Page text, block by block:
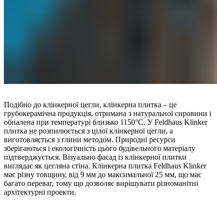
Подібно до клінкерної цегли, клінкерна плитка – це
грубокерамічна продукція, отримана з натуральної сировини і
обпалена при температурі близько 1150°C. У Feldhaus Klinker
плитка не розпилюється з цілої клінкерної цегли, а
виготовляється з глини методом. Природні ресурси
зберігаються і екологічність цього будівельного матеріалу
підтверджується. Візуально фасад із клінкерної плитки
виглядає як цегляна стіна. Клінкерна плитка Feldhaus Klinker
має різну товщину, від 9 мм до максимальної 25 мм, що має
багато переваг, тому що дозволяє вирішувати різноманітні
архітектурні проекти.